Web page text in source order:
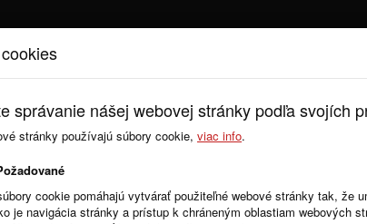
Úvod
Štandard (30€ / mes.)
správanie nášej webovej stránky podľa svojích
stránky používajú súbory cookie, viac info.
cookie pomáhajú vytvárať použiteľné webové stránky tak, že
je navigácia stránky a prístup k chráneným oblastiam webových